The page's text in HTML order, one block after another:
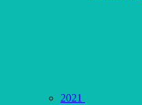
2021